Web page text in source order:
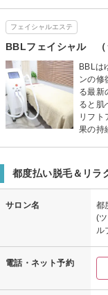
フェイシャルエステ
BBLフェイシャル
BBLは
ンの修
る最新
ると肌
リフト
果の持
都度払い脱毛＆リ
サロン名
都
(
ル
電話・ネット予約